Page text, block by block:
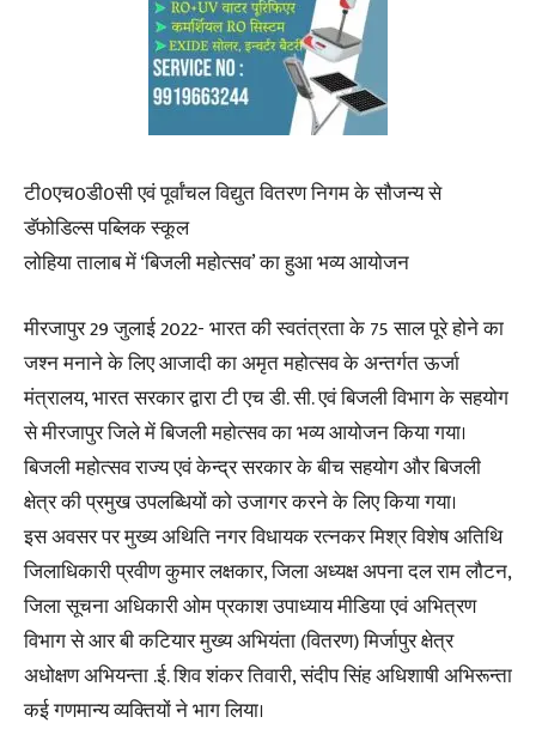
टी0एच0डी0सी एवं पूर्वांचल विद्युत वितरण निगम के सौजन्य से
डॅफोडिल्स पब्लिक स्कूल
लोहिया तालाब में ‘बिजली महोत्सव’ का हुआ भव्य आयोजन
मीरजापुर 29 जुलाई 2022- भारत की स्वतंत्रता के 75 साल पूरे होने का
जश्न मनाने के लिए आजादी का अमृत महोत्सव के अन्तर्गत ऊर्जा
मंत्रालय, भारत सरकार द्वारा टी एच डी. सी. एवं बिजली विभाग के सहयोग
से मीरजापुर जिले में बिजली महोत्सव का भव्य आयोजन किया गया।
बिजली महोत्सव राज्य एवं केन्द्र सरकार के बीच सहयोग और बिजली
क्षेत्र की प्रमुख उपलब्धियों को उजागर करने के लिए किया गया।
इस अवसर पर मुख्य अथिति नगर विधायक रत्नकर मिश्र विशेष अतिथि
जिलाधिकारी प्रवीण कुमार लक्षकार, जिला अध्यक्ष अपना दल राम लौटन,
जिला सूचना अधिकारी ओम प्रकाश उपाध्याय मीडिया एवं अभित्रण
विभाग से आर बी कटियार मुख्य अभियंता (वितरण) मिर्जापुर क्षेत्र
अधोक्षण अभियन्ता .ई. शिव शंकर तिवारी, संदीप सिंह अधिशाषी अभिरून्ता
कई गणमान्य व्यक्तियों ने भाग लिया।